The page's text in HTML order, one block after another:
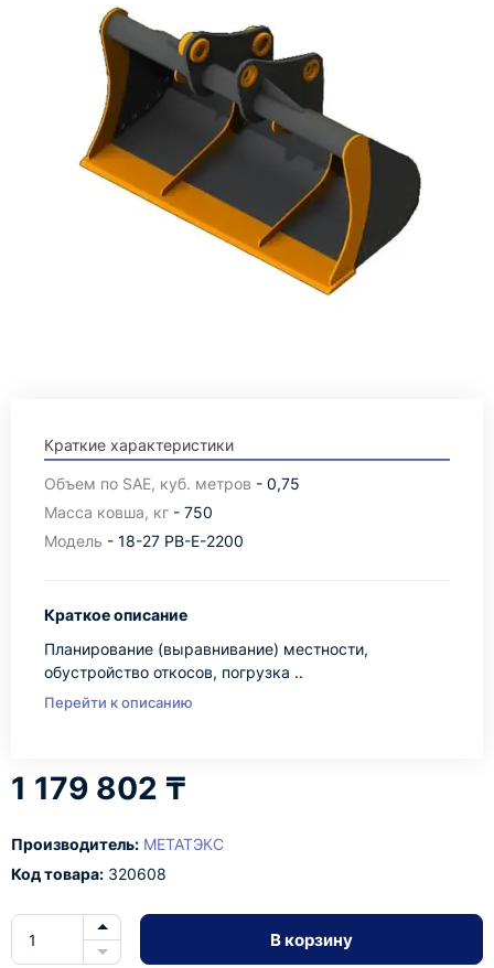
Краткие характеристики
Объем по SAE, куб. метров - 0,75
Масса ковша, кг - 750
Модель - 18-27 PB-E-2200
Краткое описание
Планирование (выравнивание) местности,
обустройство откосов, погрузка ..
Перейти к описанию
1 179 802 ₸
Производитель: МЕТАТЭКС
Код товара: 320608
В корзину